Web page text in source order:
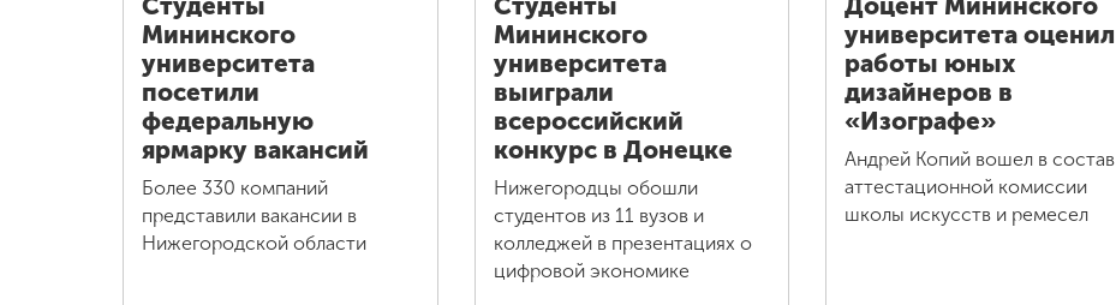
Студенты
Мининского
университета
посетили
федеральную
ярмарку вакансий
Более 330 компаний
представили вакансии в
Нижегородской области
Студенты
Мининского
университета
выиграли
всероссийский
конкурс в Донецке
Нижегородцы обошли
студентов из 11 вузов и
колледжей в презентациях о
цифровой экономике
Доцент Мининского
университета оценил
работы юных
дизайнеров в
«Изографе»
Андрей Копий вошел в состав
аттестационной комиссии
школы искусств и ремесел